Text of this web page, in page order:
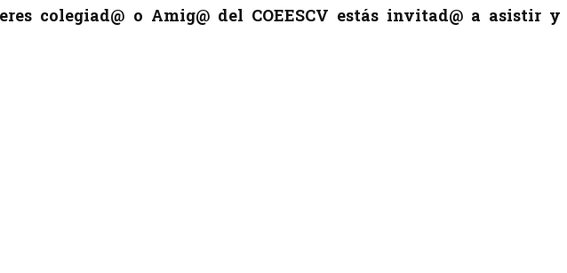
colegiad@ o Amig@ del COEESCV estás invitad@ a asistir y